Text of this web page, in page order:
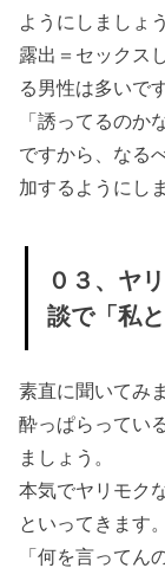
ようにしましょう
露出＝セックス
る男性は多いです
「誘ってるのか
ですから、なる
加するようにし
０３、ヤ
談で「私
素直に聞いてみ
酔っぱらってい
ましょう。
本気でヤリモク
といってきます。
「何を言ってん